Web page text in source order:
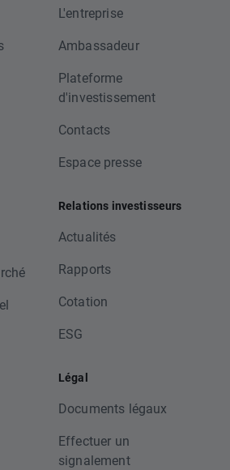
L'entreprise
Ambassadeur
Plateforme
d'investissement
Contacts
Espace presse
Relations investisseurs
Actualités
Rapports
Cotation
ESG
Légal
Documents légaux
Effectuer un
signalement